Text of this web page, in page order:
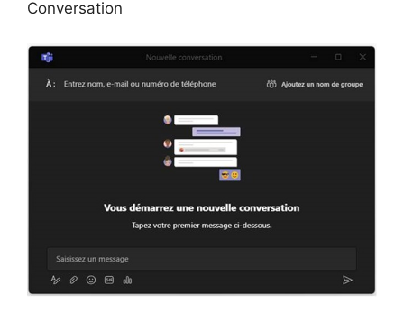
Conversation